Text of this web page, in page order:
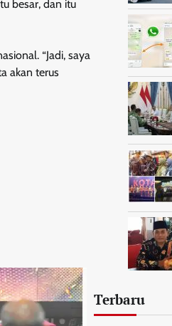
besar, dan itu
“Jadi, saya
akan terus
Terbaru